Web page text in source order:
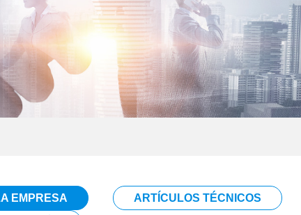
de seguridad
de comunicación
médico
alimentaria
EMPRESA ARTÍCULOS TÉCNICOS